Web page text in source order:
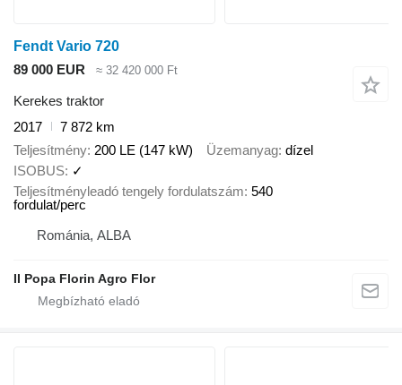
Fendt Vario 720
89 000 EUR
≈ 32 420 000 Ft
Kerekes traktor
2017
7 872 km
Teljesítmény 200 LE (147 kW) Üzemanyag dízel
ISOBUS ✓
Teljesítményleadó tengely fordulatszám 540
fordulat/perc
Románia, ALBA
II Popa Florin Agro Flor